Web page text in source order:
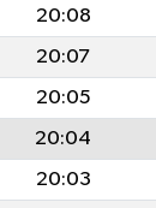
20:08
20:07
20:05
20:04
20:03